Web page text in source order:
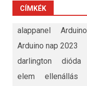
CÍMKÉK
alappanel Arduino
Arduino nap 2023
darlington
dióda
elem
ellenállás